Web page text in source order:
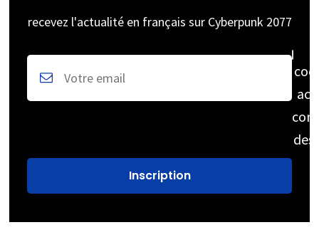
recevez l'actualité en français sur Cyberpunk 2077
des